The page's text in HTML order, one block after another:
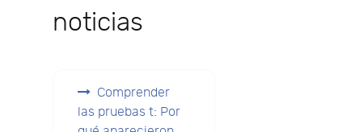
noticias
Comprender
las pruebas t: Por